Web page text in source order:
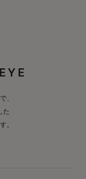
、
た
。